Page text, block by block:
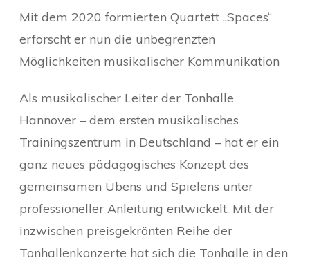
Mit dem 2020 formierten Quartett „Spaces“
erforscht er nun die unbegrenzten
Möglichkeiten musikalischer Kommunikation
Als musikalischer Leiter der Tonhalle
Hannover – dem ersten musikalisches
Trainingszentrum in Deutschland – hat er ein
ganz neues pädagogisches Konzept des
gemeinsamen Übens und Spielens unter
professioneller Anleitung entwickelt. Mit der
inzwischen preisgekrönten Reihe der
Tonhallenkonzerte hat sich die Tonhalle in den